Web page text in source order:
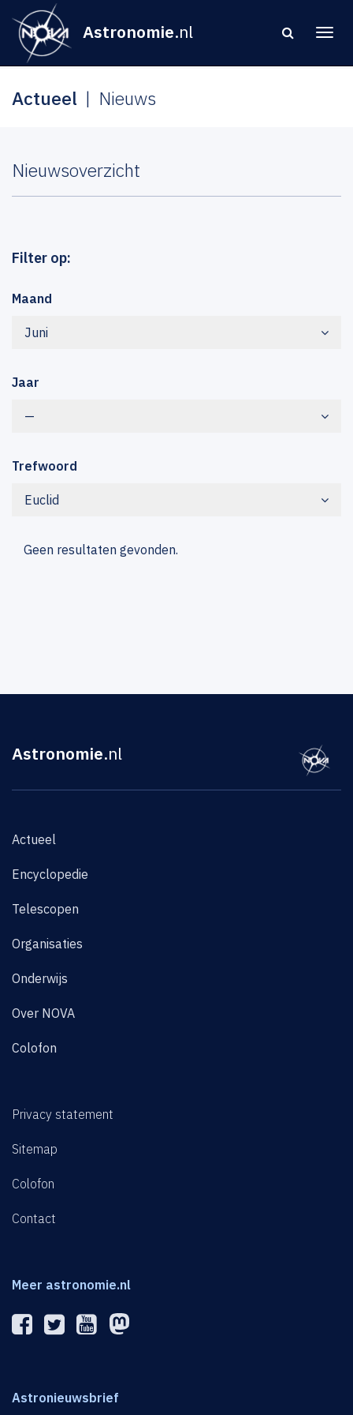
Astronomie.nl
Actueel Nieuws
Nieuwsoverzicht
Filter op:
Maand
Juni
Jaar
—
Trefwoord
Euclid
Geen resultaten gevonden.
Astronomie.nl
Actueel
Encyclopedie
Telescopen
Organisaties
Onderwijs
Over NOVA
Colofon
Privacy statement
Sitemap
Colofon
Contact
Meer astronomie.nl
Astronieuwsbrief